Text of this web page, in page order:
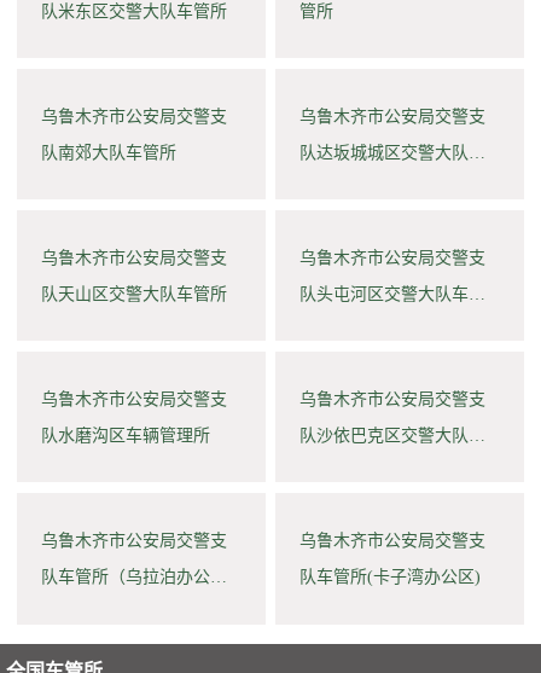
队米东区交警大队车管所
管所
乌鲁木齐市公安局交警支
队南郊大队车管所
乌鲁木齐市公安局交警支
队达坂城城区交警大队车
乌鲁木齐市公安局交警支
队天山区交警大队车管所
乌鲁木齐市公安局交警支
队头屯河区交警大队车管
乌鲁木齐市公安局交警支
队水磨沟区车辆管理所
乌鲁木齐市公安局交警支
队沙依巴克区交警大队车
乌鲁木齐市公安局交警支
队车管所（乌拉泊办公
乌鲁木齐市公安局交警支
队车管所(卡子湾办公区)